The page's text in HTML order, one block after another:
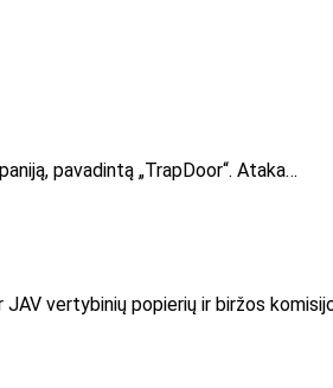
pavadintą „TrapDoor“. Ataka…
vertybinių popierių ir biržos